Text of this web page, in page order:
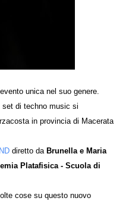
unica nel suo genere.
set di techno music si
in provincia di Macerata
diretto daBrunella e Maria
Platafisica - Scuola di
cose su questo nuovo